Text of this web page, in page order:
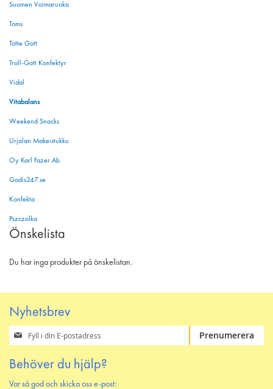
Suomen Voimaruoka
Toms
Totte Gott
Troll-Gott Konfektyr
Vidal
Vitabalans
Weekend Snacks
Urjalan Makeistukku
Oy Karl Fazer Ab
Godis247.se
Konfekta
Pszczolka
Önskelista
Du har inga produkter på önskelistan.
Nyhetsbrev
Prenumerera
på
nyhetsbrev
Prenumerera
Behöver du hjälp?
Var så god och skicka oss e-post: